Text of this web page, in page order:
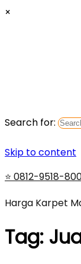
×
Search for:
Skip to content
⭐ 0812-9518-
Harga Karpet
Tag: